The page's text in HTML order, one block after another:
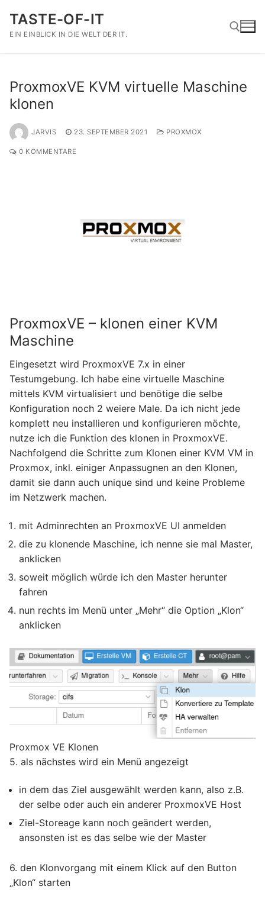
Inhalt
springen
TASTE-OF-IT
EIN EINBLICK IN DIE WELT DER IT.
ProxmoxVE KVM virtuelle Maschine
klonen
JARVIS 23. SEPTEMBER 2021 PROXMOX
0 KOMMENTARE
ProxmoxVE – klonen einer KVM
Maschine
Eingesetzt wird ProxmoxVE 7.x in einer
Testumgebung. Ich habe eine virtuelle Maschine
mittels KVM virtualisiert und benötige die selbe
Konfiguration noch 2 weiere Male. Da ich nicht jede
komplett neu installieren und konfigurieren möchte,
nutze ich die Funktion des klonen in ProxmoxVE.
Nachfolgend die Schritte zum Klonen einer KVM VM in
Proxmox, inkl. einiger Anpassugnen an den Klonen,
damit sie dann auch unique sind und keine Probleme
im Netzwerk machen.
mit Adminrechten an ProxmoxVE UI anmelden
die zu klonende Maschine, ich nenne sie mal Master,
anklicken
soweit möglich würde ich den Master herunter
fahren
nun rechts im Menü unter „Mehr“ die Option „Klon“
anklicken
Proxmox VE Klonen
5. als nächstes wird ein Menü angezeigt
in dem das Ziel ausgewählt werden kann, also z.B.
der selbe oder auch ein anderer ProxmoxVE Host
Ziel-Storeage kann noch geändert werden,
ansonsten ist es das selbe wie der Master
6. den Klonvorgang mit einem Klick auf den Button
„Klon“ starten